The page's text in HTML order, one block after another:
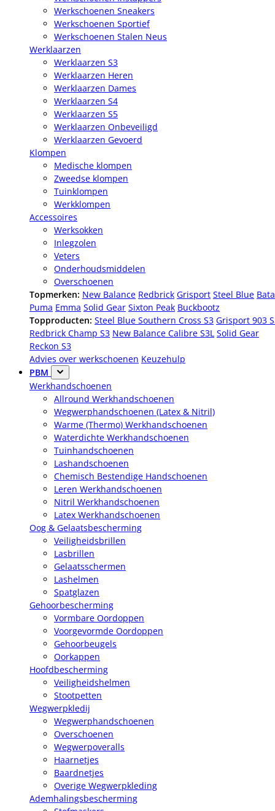
Werkschoenen Sneakers
Werkschoenen Sportief
Werkschoenen Stalen Neus
Werklaarzen
Werklaarzen S3
Werklaarzen Heren
Werklaarzen Dames
Werklaarzen S4
Werklaarzen S5
Werklaarzen Onbeveiligd
Werklaarzen Gevoerd
Klompen
Medische klompen
Zweedse klompen
Tuinklompen
Werkklompen
Accessoires
Werksokken
Inlegzolen
Veters
Onderhoudsmiddelen
Overschoenen
Topmerken: New Balance Redbrick Grisport Steel Blue Bata
Puma Emma Solid Gear Sixton Peak Buckbootz
Topproducten: Steel Blue Southern Cross S3 Grisport 903
Redbrick Champ S3 New Balance Calibre S3L Solid Gear
Reckon S3
Advies over werkschoenen Keuzehulp
PBM
Werkhandschoenen
Allround Werkhandschoenen
Wegwerphandschoenen (Latex & Nitril)
Warme (Thermo) Werkhandschoenen
Waterdichte Werkhandschoenen
Tuinhandschoenen
Lashandschoenen
Chemisch Bestendige Handschoenen
Leren Werkhandschoenen
Nitril Werkhandschoenen
Latex Werkhandschoenen
Oog & Gelaatsbescherming
Veiligheidsbrillen
Lasbrillen
Gelaatsschermen
Lashelmen
Spatglazen
Gehoorbescherming
Vormbare Oordoppen
Voorgevormde Oordoppen
Gehoorbeugels
Oorkappen
Hoofdbescherming
Veiligheidshelmen
Stootpetten
Wegwerpkledij
Wegwerphandschoenen
Overschoenen
Wegwerpoveralls
Haarnetjes
Baardnetjes
Overige Wegwerpkleding
Ademhalingsbescherming